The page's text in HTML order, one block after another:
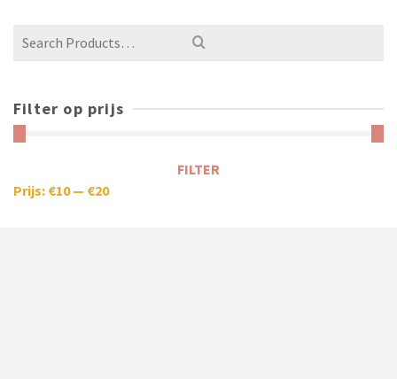
Filter op prijs
FILTER
Prijs: €10— €20